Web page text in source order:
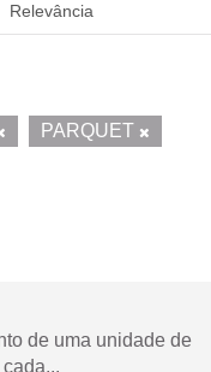
PARQUET
de uma unidade de